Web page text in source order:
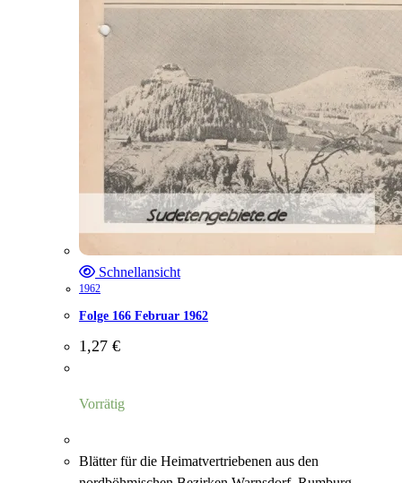
Schnellansicht
1962
Folge 166 Februar 1962
1,27 €
Vorrätig
Blätter für die Heimatvertriebenen aus den